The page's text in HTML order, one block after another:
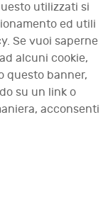
sulle crisi
utilizzati si
ed utili
Se vuoi saperne
alcuni cookie,
questo banner,
su un link o
acconsenti